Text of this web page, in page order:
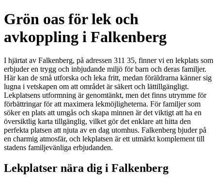
Grön oas för lek och
avkoppling i Falkenberg
I hjärtat av Falkenberg, på adressen 311 35, finner vi en lekplats som
erbjuder en trygg och inbjudande miljö för barn och deras familjer.
Här kan de små utforska och leka fritt, medan föräldrarna känner sig
lugna i vetskapen om att området är säkert och lättillgängligt.
Lekplatsens utformning är genomtänkt, men det finns utrymme för
förbättringar för att maximera lekmöjligheterna. För familjer som
söker en plats att umgås och skapa minnen är det viktigt att ha en
översiktlig karta tillgänglig, vilket gör det enklare att hitta den
perfekta platsen att njuta av en dag utomhus. Falkenberg bjuder på
en charmig atmosfär, och lekplatsen är ett utmärkt komplement till
stadens familjevänliga erbjudanden.
Lekplatser nära dig i Falkenberg